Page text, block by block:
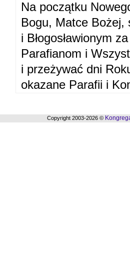
Na początku
Bogu, Matce Bożej,
i Błogosławionym
Parafianom i
i przeżywać dni
okazane Parafii i
Copyright 2003-2026 ©